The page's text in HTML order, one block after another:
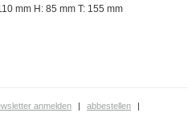
mm H: 85 mm T: 155 mm
anmelden | abbestellen
|